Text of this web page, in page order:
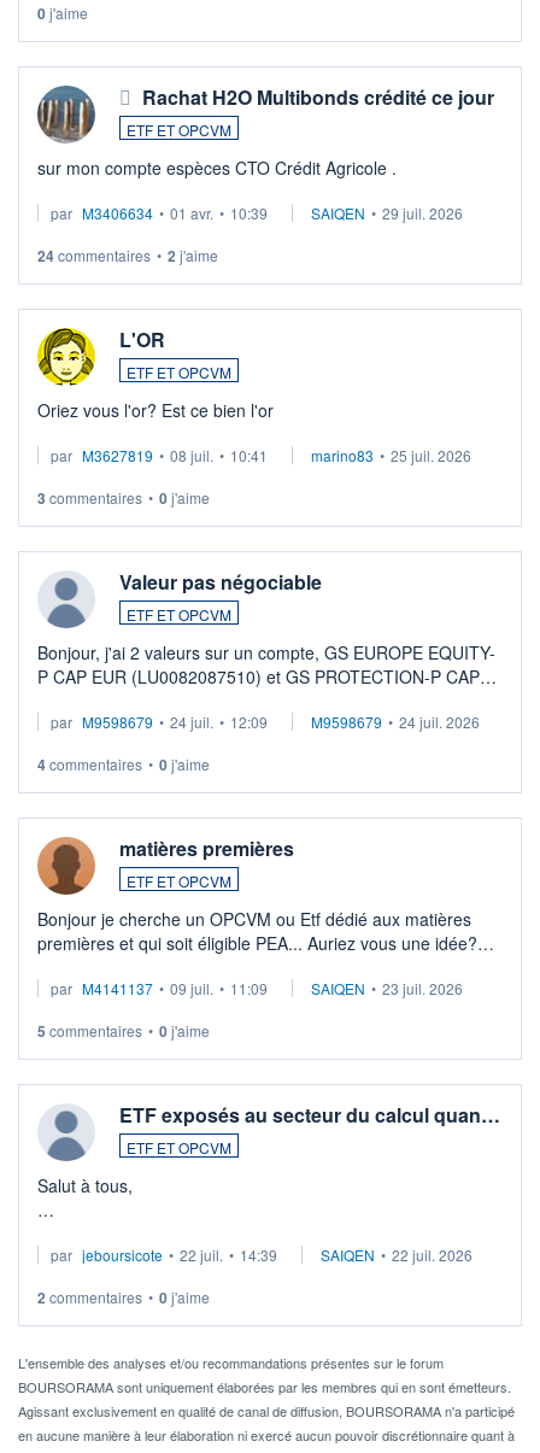
0j'aime
Rachat H2O Multibonds crédité ce jour
ETF ET OPCVM
sur mon compte espèces CTO Crédit Agricole .
par M3406634 • 01 avr. • 10:39 SAIQEN • 29 juil. 2026
24commentaires • 2 j'aime
L'OR
ETF ET OPCVM
Oriez vous l'or? Est ce bien l'or
par M3627819 • 08 juil. • 10:41 marino83 • 25 juil. 2026
3 commentaires • 0j'aime
Valeur pas négociable
ETF ET OPCVM
Bonjour, j'ai 2 valeurs sur un compte, GS EUROPE EQUITY-
P CAP EUR (LU0082087510) et GS PROTECTION-P CAP
veux procéder à la vente, on me signale ...
par M9598679 • 24 juil. • 12:09 M9598679 • 24 juil. 2026
4commentaires • 0j'aime
matières premières
ETF ET OPCVM
Bonjour je cherche un OPCVM ou Etf dédié aux matières
premières et qui soit éligible PEA... Auriez vous une idée?
par M4141137 • 09 juil. • 11:09 SAIQEN • 23 juil. 2026
5 commentaires • 0j'aime
ETF exposés au secteur du calcul quan…
ETF ET OPCVM
Salut à tous,
via un ETF plutôt que des actions individuelles.
Idéalement, je voudrais qu'il soit éligible au PEA.
Pour l' ...
par jeboursicote • 22 juil. • 14:39 SAIQEN • 22 juil. 2026
2 commentaires • 0j'aime
L'ensemble des analyses et/ou recommandations présentes sur le forum
BOURSORAMA sont uniquement élaborées par les membres qui en sont émetteurs.
Agissant exclusivement en qualité de canal de diffusion, BOURSORAMA n'a participé
en aucune manière à leur élaboration ni exercé aucun pouvoir discrétionnaire quant à